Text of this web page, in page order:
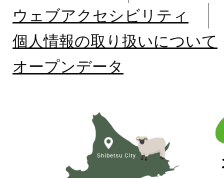
ウェブアクセシビリティ
個人情報の取り扱いについて
オープンデータ